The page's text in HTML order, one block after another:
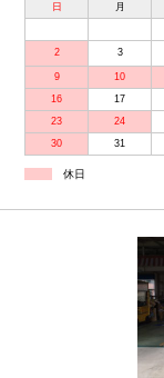
日 月
2 3
9 10
16
17
23
24
30
31
休日